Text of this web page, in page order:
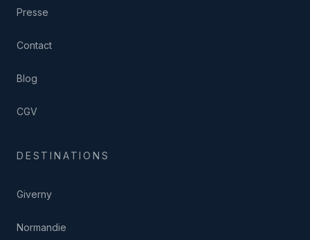
Presse
Contact
Blog
CGV
DESTINATIONS
Giverny
Normandie